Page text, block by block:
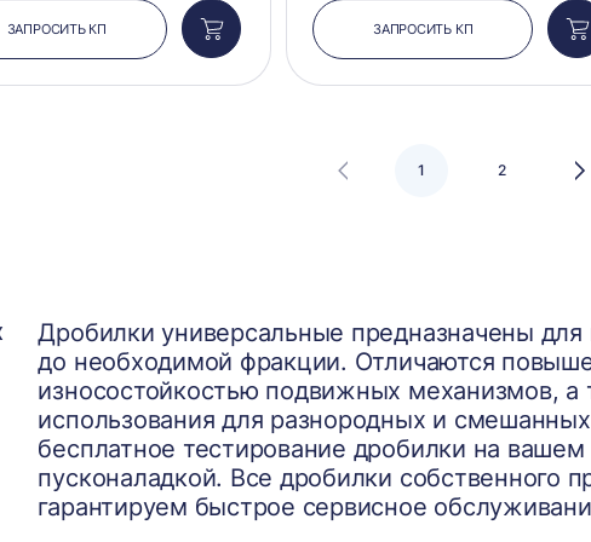
ЗАПРОСИТЬ КП
Добавить
в
корзину
ЗАПРОСИТЬ КП
в
1 2
Дробилки универсальные предназначены
до необходимой фракции. Отличаются
износостойкостью подвижных механизмов,
использования для разнородных и
бесплатное тестирование дробилки на
пусконаладкой. Все дробилки собственного
гарантируем быстрое сервисное